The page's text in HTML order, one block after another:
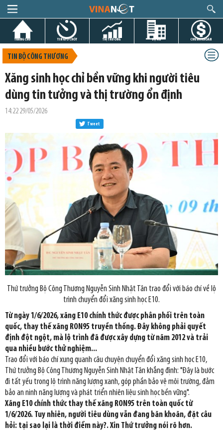
TRANG CHỦ TIN GIỜ CHÓT THỊ TRƯỜNG DỰ ÁN CHỨNG KHOÁN
TIN BỘ CÔNG THƯƠNG
Xăng sinh học chỉ bền vững khi người tiêu
dùng tin tưởng và thị trường ổn định
14:22 29/05/2026
Tweet
Thứ trưởng Bộ Công Thương Nguyễn Sinh Nhật Tân trao đổi với báo chí về lộ
trình chuyển đổi xăng sinh học E10.
Từ ngày 1/6/2026, xăng E10 chính thức được phân phối trên toàn
quốc, thay thế xăng RON95 truyền thống. Đây không phải quyết
định đột ngột, mà lộ trình đã được xây dựng từ năm 2012 và trải
qua nhiều bước thử nghiệm...
Trao đổi với báo chí xung quanh câu chuyện chuyển đổi xăng sinh học E10,
Thứ trưởng Bộ Công Thương Nguyễn Sinh Nhật Tân khẳng định: "Đây là bước
đi tất yếu trong lộ trình năng lượng xanh, góp phần bảo vệ môi trường, đảm
bảo an ninh năng lượng và phát triển nhiên liệu sinh học bền vững".
Xăng E10 chính thức thay thế xăng RON95 trên toàn quốc từ
1/6/2026. Tuy nhiên, người tiêu dùng vẫn đang băn khoăn, đặt câu
hỏi: tại sao lại là thời điểm này?. Xin Thứ trưởng nói rõ hơn.